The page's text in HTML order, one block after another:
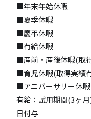
■年末年始休暇
■夏季休暇
■慶弔休暇
■有給休暇
■産前・産後休暇(取
■育児休暇(取得実績
■アニバーサリー休
有給：試用期間(3ヶ
日付与